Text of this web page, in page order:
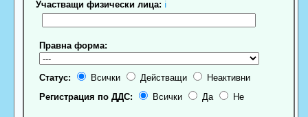
Участващи физически лица: ℹ
Правна форма:
Статус: Всички Действащи
Неактивни
Регистрация по ДДС:
Всички Да Не